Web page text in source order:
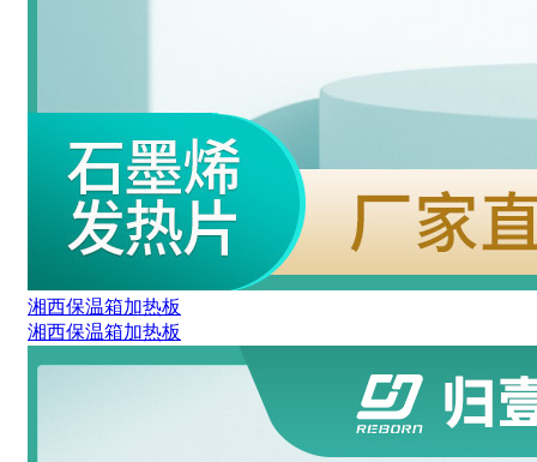
湘西保温箱加热板
湘西保温箱加热板